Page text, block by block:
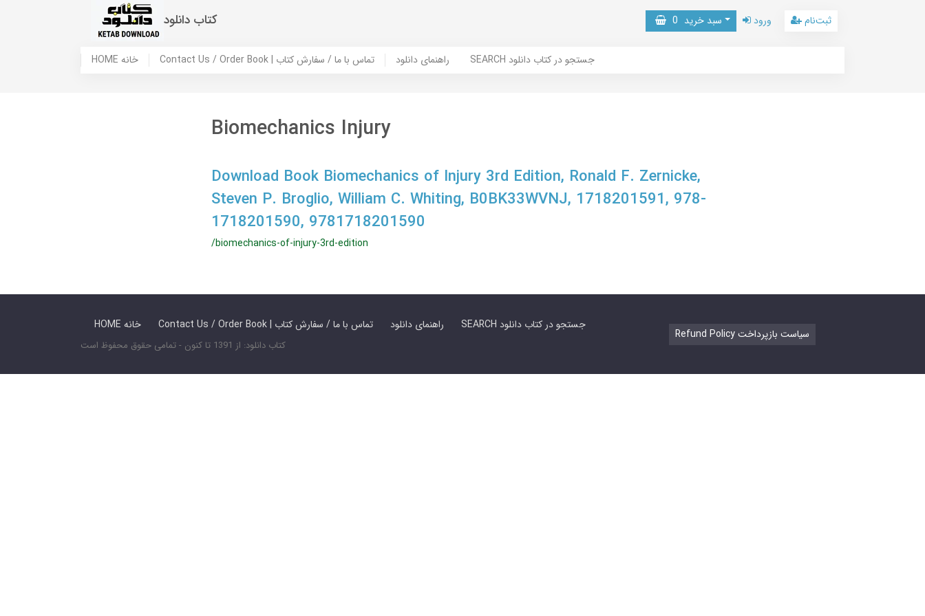
کتاب دانلود سبد خرید 0 ورود ثبت‌نام
HOME خانه Contact Us / Order Book | تماس با ما / سفارش کتاب راهنمای دانلود SEARCH جستجو در کتاب دانلود
Biomechanics Injury
Download Book Biomechanics of Injury 3rd Edition, Ronald F. Zernicke,
Steven P. Broglio, William C. Whiting, B0BK33WVNJ, 1718201591, 978-
1718201590, 9781718201590
/biomechanics-of-injury-3rd-edition
HOME خانه Contact Us / Order Book | تماس با ما / سفارش کتاب راهنمای دانلود SEARCH جستجو در کتاب دانلود
کتاب دانلود: از 1391 تا کنون - تمامی حقوق محفوظ است
Refund Policy سیاست بازپرداخت